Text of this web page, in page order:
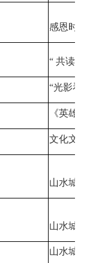
感恩时
“ 共读
“光影看
《英雄
文化文
山水城
山水城
山水城